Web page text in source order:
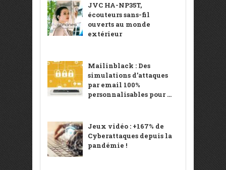
JVC HA-NP35T,
écouteurs sans-fil
ouverts au monde
extérieur
Mailinblack : Des
simulations d’attaques
par email 100%
personnalisables pour ...
Jeux vidéo : +167% de
Cyberattaques depuis la
pandémie !